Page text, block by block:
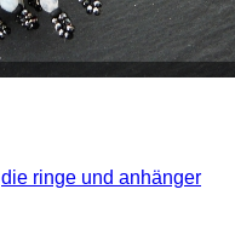
die ringe und anhänger